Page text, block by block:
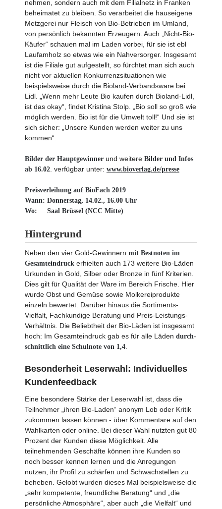
nehmen, sondern auch mit dem Filialnetz in Franken
beheimatet zu bleiben. So verarbeitet die hauseigene
Metzgerei nur Fleisch von Bio-Betrieben im Umland,
von persönlich bekannten Erzeugern. Auch „Nicht-Bio-
Käufer“ schauen mal im Laden vorbei, für sie ist ebl
Laufamholz so etwas wie ein Nahversorger. Insgesamt
ist die Filiale gut aufgestellt, so fürchtet man sich auch
nicht vor aktuellen Konkurrenz­situationen wie
beispielsweise durch die Bioland-Verbandsware bei
Lidl. „Wenn mehr Leute Bio kaufen durch Bioland-Lidl,
ist das okay“, findet Kristina Stolp. „Bio soll so groß wie
möglich werden. Bio ist für die Umwelt toll!“ Und sie ist
sich sicher: „Unsere Kunden werden weiter zu uns
kommen“.
Bilder der Hauptgewinnerund weitereBilder und Infos
ab 16.02. verfügbar unter: www.bioverlag.de/presse
Preisverleihung auf BioFach 2019
Wann: Donnerstag, 14.02., 16.00 Uhr
Wo: Saal Brüssel (NCC Mitte)
Hintergrund
Neben den vier Gold-Gewinnern mit Bestnoten im
Gesamteindruckerhielten auch 173 weitere Bio-Läden
Urkunden in Gold, Silber oder Bronze in fünf Kriterien.
Dies gilt für Qualität der Ware im Bereich Frische. Hier
wurde Obst und Gemüse sowie Molkereiprodukte
einzeln bewertet. Darüber hinaus die Sortiments-
Vielfalt, Fachkundige Beratung und Preis-Leistungs-
Verhältnis. Die Beliebtheit der Bio-Läden ist insgesamt
hoch: Im Gesamt­eindruck gab es für alle Läden durch­
schnittlich eine Schulnote von 1,4.
Besonderheit Leserwahl: Individuelles
Kundenfeedback
Eine besondere Stärke der Leserwahl ist, dass die
Teilnehmer „ihren Bio-Laden“ anonym Lob oder Kritik
zukommen lassen können - über Kommentare auf den
Wahlkarten oder online. Bei dieser Wahl nutzten gut 80
Prozent der Kunden diese Möglichkeit. Alle
teilnehmenden Geschäfte können ihre Kunden so
noch besser kennen lernen und die Anregungen
nutzen, ihr Profil zu schärfen und Schwachstellen zu
beheben. Gelobt wurden dieses Mal beispielsweise die
„sehr kompetente, freundliche Beratung“ und „die
persönliche Atmosphäre“, aber auch „die Vielfalt“ und